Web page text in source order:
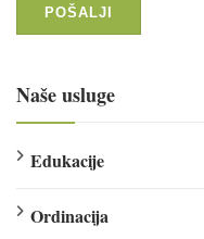
Naše usluge
Edukacije
Ordinacija